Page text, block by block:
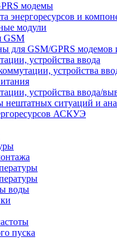
модемы
энергоресурсов и
модули
GSM
для GSM/GPRS
устройства ввода
устройства
устройства ввода/
нештатных ситуаций и
АСКУЭ
воды
пуска